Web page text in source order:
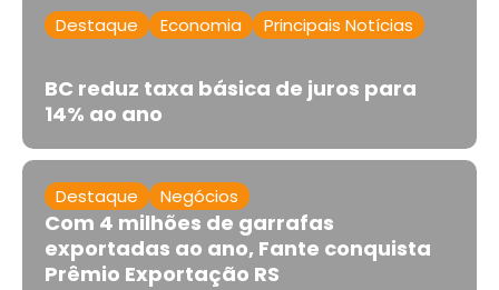
Destaque Economia Principais Notícias
BC reduz taxa básica de juros para
14% ao ano
Destaque Negócios
Com 4 milhões de garrafas
exportadas ao ano, Fante conquista
Prêmio Exportação RS